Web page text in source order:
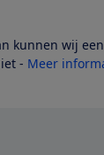
kunnen wij
- Meer